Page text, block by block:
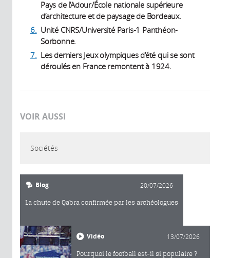
Pays de l’Adour/École nationale supérieure
d’architecture et de paysage de Bordeaux.
6. Unité CNRS/Université Paris-1 Panthéon-
Sorbonne.
7. Les derniers Jeux olympiques d’été qui se sont
déroulés en France remontent à 1924.
VOIR AUSSI
Sociétés
Blog 20/07/2026
La chute de Qabra confirmée par les archéologues
Vidéo 13/07/2026
Pourquoi le football est-il si populaire ?